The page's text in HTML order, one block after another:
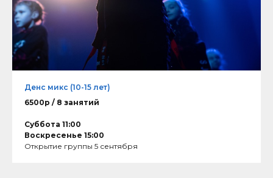
Денс микс (10-15 лет)
6500р / 8 занятий
Суббота 11:00
Воскресенье 15:00
Открытие группы 5 сентября